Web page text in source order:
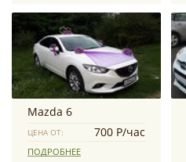
Mazda 6
ЦЕНА ОТ: 700 Р/час
ПОДРОБНЕЕ